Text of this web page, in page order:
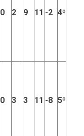
0 2 9 11 -2 4º
0 3 3 11 -8 5º